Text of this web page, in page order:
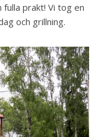
fulla prakt! Vi tog en
och grillning.